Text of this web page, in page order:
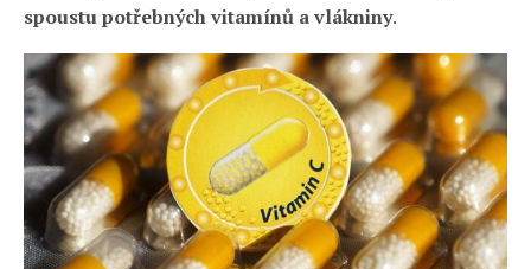
spoustu potřebných vitamínů a vlákniny.